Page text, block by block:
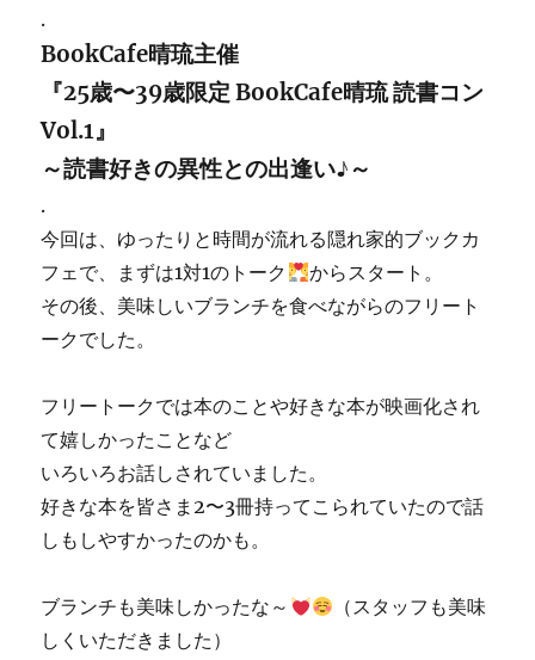
.
BookCafe晴琉主催
『25歳〜39歳限定 BookCafe晴琉 読書コン
Vol.1』
～読書好きの異性との出逢い♪～
.
今回は、ゆったりと時間が流れる隠れ家的ブックカ
フェで、まずは1対1のトーク
からスタート。
その後、美味しいブランチを食べながらのフリート
ークでした。
フリートークでは本のことや好きな本が映画化され
て嬉しかったことなど
いろいろお話しされていました。
好きな本を皆さま2〜3冊持ってこられていたので話
しもしやすかったのかも。
ブランチも美味しかったな～
（スタッフも美味
しくいただきました）